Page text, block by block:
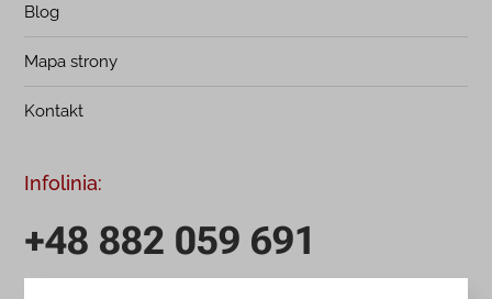
Blog
Mapa strony
Kontakt
Infolinia:
+48 882 059 691